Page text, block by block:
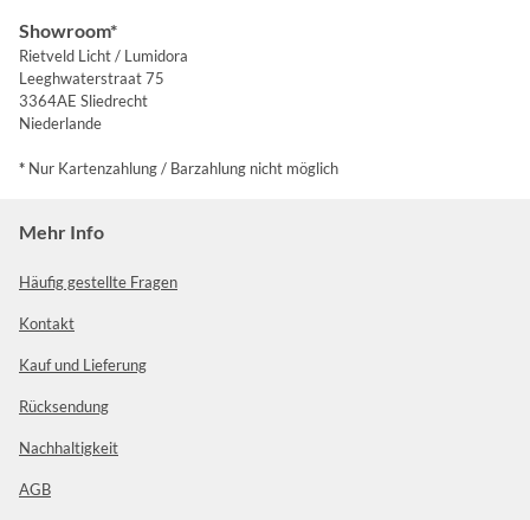
Showroom*
Rietveld Licht / Lumidora
Leeghwaterstraat 75
3364AE Sliedrecht
Niederlande
* Nur Kartenzahlung / Barzahlung nicht möglich
Mehr Info
Häufig gestellte Fragen
Kontakt
Kauf und Lieferung
Rücksendung
Nachhaltigkeit
AGB